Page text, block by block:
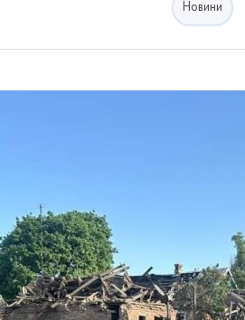
Новини